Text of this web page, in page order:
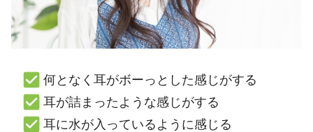
何となく耳がボーっとした感じがする
耳が詰まったような感じがする
耳に水が入っているように感じる